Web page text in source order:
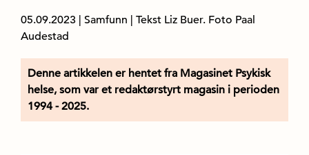
05.09.2023 Samfunn
| Tekst Liz Buer. Foto Paal
Audestad
Denne artikkelen er hentet fra Magasinet Psykisk
helse, som var et redaktørstyrt magasin i perioden
1994 - 2025.